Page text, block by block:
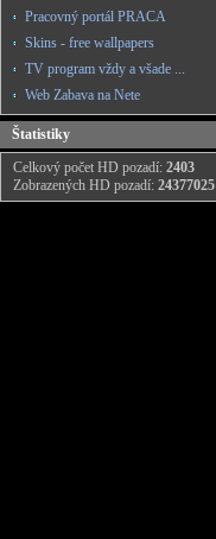
Pracovný portál PRACA
Skins - free wallpapers
TV program vždy a všade ...
Web Zabava na Nete
Štatistiky
Celkový počet HD pozadí: 2403
Zobrazených HD pozadí: 24377025